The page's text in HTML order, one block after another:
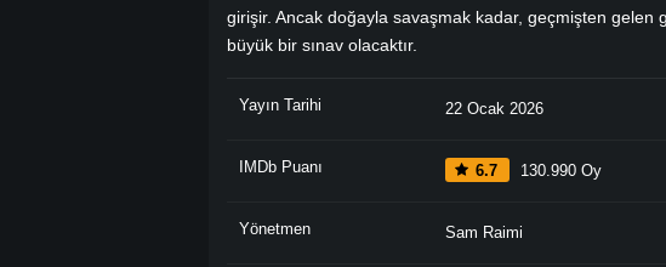
girişir. Ancak doğayla savaşmak kadar, geçmişten gelen
büyük bir sınav olacaktır.
Yayın Tarihi 22 Ocak 2026
IMDb Puanı 6.7 130.990 Oy
Yönetmen Sam Raimi